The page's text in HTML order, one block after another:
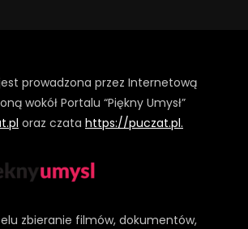
prowadzona przez Internetową
wokół Portalu “Piękny Umysł”
oraz czata https://puczat.pl.
zbieranie filmów, dokumentów,